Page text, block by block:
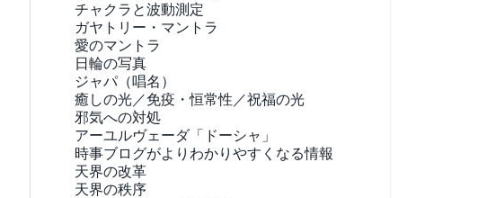
チャクラと波動測定
ガヤトリー・マントラ
愛のマントラ
日輪の写真
ジャパ（唱名）
癒しの光／免疫・恒常性／祝福の光
邪気への対処
アーユルヴェーダ「ドーシャ」
時事ブログがよりわかりやすくなる情報
天界の改革
天界の秩序